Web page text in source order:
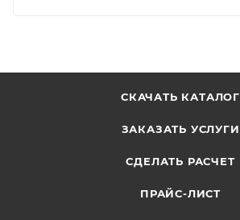
СКАЧАТЬ КАТАЛОГ
ЗАКАЗАТЬ УСЛУГИ
СДЕЛАТЬ РАСЧЕТ
ПРАЙС-ЛИСТ